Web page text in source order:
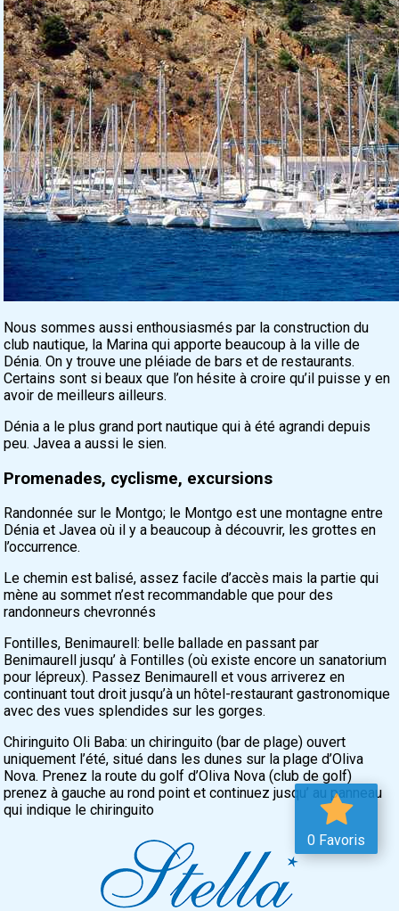
Nous sommes aussi enthousiasmés par la construction du
club nautique, la Marina qui apporte beaucoup à la ville de
Dénia. On y trouve une pléiade de bars et de restaurants.
Certains sont si beaux que l’on hésite à croire qu’il puisse y en
avoir de meilleurs ailleurs.
Dénia a le plus grand port nautique qui à été agrandi depuis
peu. Javea a aussi le sien.
Promenades, cyclisme, excursions
Randonnée sur le Montgo; le Montgo est une montagne entre
Dénia et Javea où il y a beaucoup à découvrir, les grottes en
l’occurrence.
Le chemin est balisé, assez facile d’accès mais la partie qui
mène au sommet n’est recommandable que pour des
randonneurs chevronnés
Fontilles, Benimaurell: belle ballade en passant par
Benimaurell jusqu’ à Fontilles (où existe encore un sanatorium
pour lépreux). Passez Benimaurell et vous arriverez en
continuant tout droit jusqu’à un hôtel-restaurant gastronomique
avec des vues splendides sur les gorges.
Chiringuito Oli Baba: un chiringuito (bar de plage) ouvert
uniquement l’été, situé dans les dunes sur la plage d’Oliva
Nova. Prenez la route du golf d’Oliva Nova (club de golf)
prenez à gauche au rond point et continuez jusqu’ au panneau
qui indique le chiringuito
0 Favoris